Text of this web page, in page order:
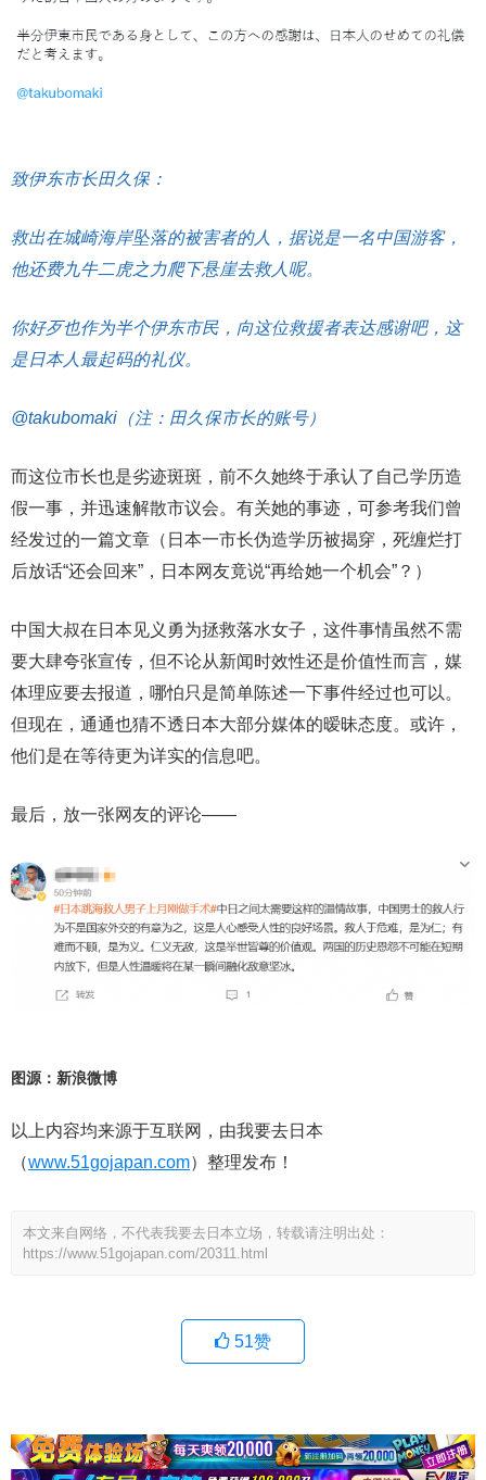
致伊东市长田久保：
救出在城崎海岸坠落的被害者的人，据说是一名中国游客，
他还费九牛二虎之力爬下悬崖去救人呢。
你好歹也作为半个伊东市民，向这位救援者表达感谢吧，这
是日本人最起码的礼仪。
@takubomaki（注：田久保市长的账号）
而这位市长也是劣迹斑斑，前不久她终于承认了自己学历造
假一事，并迅速解散市议会。有关她的事迹，可参考我们曾
经发过的一篇文章（日本一市长伪造学历被揭穿，死缠烂打
后放话“还会回来”，日本网友竟说“再给她一个机会”？）
中国大叔在日本见义勇为拯救落水女子，这件事情虽然不需
要大肆夸张宣传，但不论从新闻时效性还是价值性而言，媒
体理应要去报道，哪怕只是简单陈述一下事件经过也可以。
但现在，通通也猜不透日本大部分媒体的暧昧态度。或许，
他们是在等待更为详实的信息吧。
最后，放一张网友的评论——
图源：新浪微博
以上内容均来源于互联网，由我要去日本
（www.51gojapan.com）整理发布！
本文来自网络，不代表我要去日本立场，转载请注明出处：
https://www.51gojapan.com/20311.html
51赞